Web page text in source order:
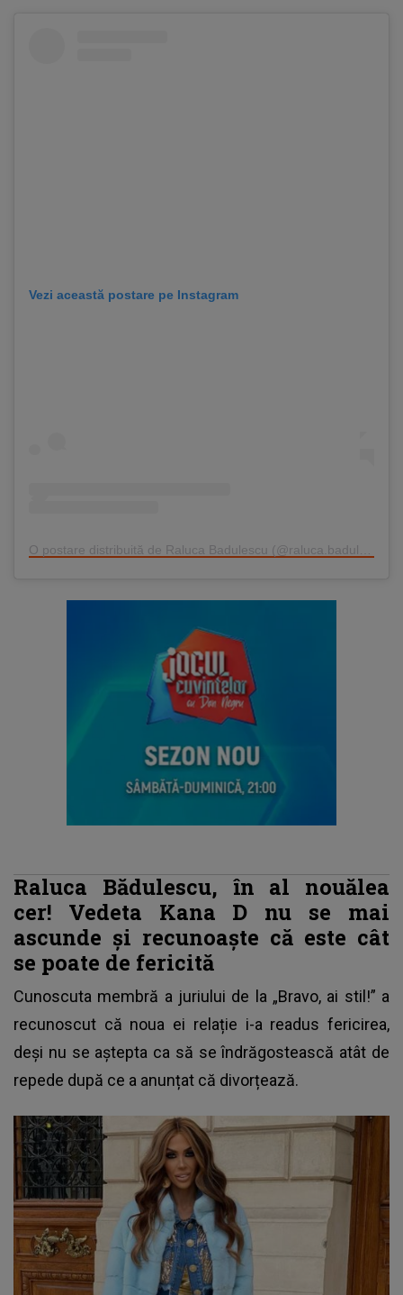
Vezi această postare pe Instagram
Raluca Bădulescu, în al nouălea
cer! Vedeta Kana D nu se mai
ascunde și recunoaște că este cât
se poate de fericită
Cunoscuta membră a juriului de la „Bravo, ai stil!” a
recunoscut că noua ei relație i-a readus fericirea,
deși nu se aștepta ca să se îndrăgostească atât de
repede după ce a anunțat că divorțează.